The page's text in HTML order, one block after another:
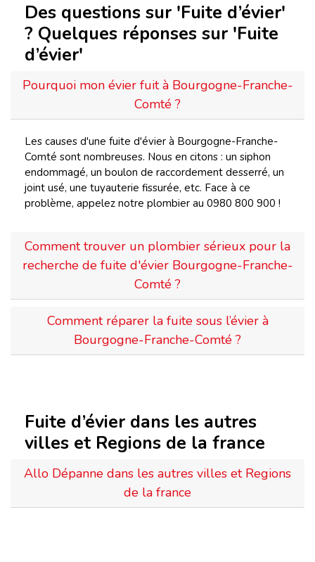
Des questions sur 'Fuite d’évier'
? Quelques réponses sur 'Fuite
d’évier'
Pourquoi mon évier fuit à Bourgogne-Franche-
Comté ?
Les causes d'une fuite d'évier à Bourgogne-Franche-
Comté sont nombreuses. Nous en citons : un siphon
endommagé, un boulon de raccordement desserré, un
joint usé, une tuyauterie fissurée, etc. Face à ce
problème, appelez notre plombier au 0980 800 900 !
Comment trouver un plombier sérieux pour la
recherche de fuite d'évier Bourgogne-Franche-
Comté ?
Comment réparer la fuite sous l’évier à
Bourgogne-Franche-Comté ?
Fuite d’évier dans les autres
villes et Regions de la france
Allo Dépanne dans les autres villes et Regions
de la france